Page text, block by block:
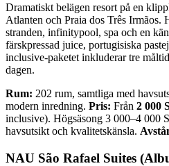
Dramatiskt belägen resort på en
Atlanten och Praia dos Três Irmãos.
stranden, infinitypool, spa och en
färskpressad juice, portugisiska
inclusive-paketet inkluderar tre
dagen.
Rum: 202 rum, samtliga med
modern inredning. Pris: Från 2 000
inclusive). Högsäsong 3 000–4 000
havsutsikt och kvalitetskänsla.
NAU São Rafael Suites